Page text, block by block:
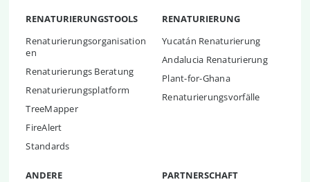
RENATURIERUNGSTOOLS
Renaturierungsorganisation
en
Renaturierungs Beratung
Renaturierungsplatform
TreeMapper
FireAlert
Standards
RENATURIERUNG
Yucatán Renaturierung
Andalucia Renaturierung
Plant-for-Ghana
Renaturierungsvorfälle
ANDERE
PARTNERSCHAFT